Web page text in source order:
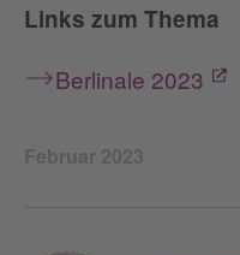
Links zum Thema
Berlinale 2023
Februar 2023